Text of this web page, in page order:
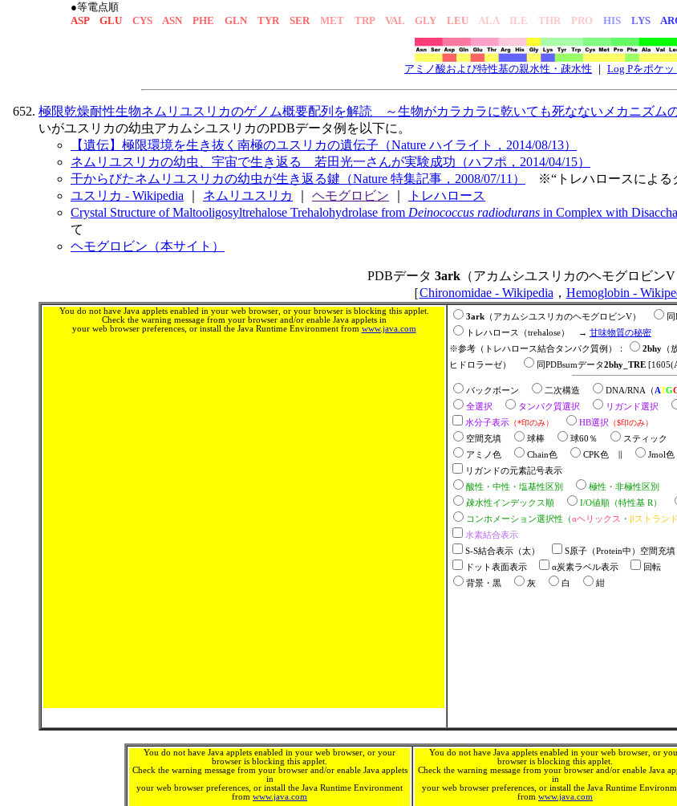
●等電点順
ASP GLU
CYS ASN PHE GLN TYR SER MET TRP VAL GLY LEU ALA ILE THR PRO HIS LYS
アミノ酸および特性基の親水性・疎水性 ｜ Log Pをポケッ
極限乾燥耐性生物ネムリユスリカのゲノム概要配列を解読 ～生物がカラカラに乾いても死なないメカニズムの
いがユスリカの幼虫アカムシユスリカのPDBデータ例を以下に。
【遺伝】極限環境を生き抜く南極のユスリカの遺伝子（Nature ハイライト，2014/08/13）
ネムリユスリカの幼虫、宇宙で生き返る 若田光一さんが実験成功（ハフポ，2014/04/15）
干からびたネムリユスリカの幼虫が生き返る鍵（Nature 特集記事，2008/07/11）
※“トレハロースによる
ユスリカ - Wikipedia
ネムリユスリカ ヘモグロビン
トレハロース
Crystal Structure of Maltooligosyltrehalose Trehalohydrolase from Deinococcus radiodurans in Complex with
て
ヘモグロビン（本サイト）
PDBデータ 3ark （アカムシユスリカのヘモグロビンV
［Chironomidae - Wikipedia ， Hemoglobin -
You do not have Java applets enabled in your web browser, or your browser is blocking this applet.
Check the warning message from your browser and/or enable Java applets in
your web browser preferences, or install the Java Runtime Environment from www.java.com
3ark （アカムシユスリカのヘモグロビンV）
トレハロース（trehalose） → 甘味物質の秘密
※参考（トレハロース結合タンパク質例）：
2bhy （
ヒドロラーゼ）
同PDBsumデータ2bhy_TRE
バックボーン 二次構造 DNA/RNA（ATG
全選択
タンパク質選択 リガンド選択
水分子表示 （*印のみ） HB選択 （$印のみ）
空間充填
球棒 球60％ スティック
アミノ色
Chain色 CPK色 ∥ Jmol
リガンドの元素記号表示
酸性・中性・塩基性区別
極性・非極性区別
疎水性インデックス順
I/O値順（特性基 R）
コンホメーション選択性（αヘリックス ・ βストランド
水素結合表示
S-S結合表示（太）
S原子（Protein中）空間充填
ドット表面表示
α炭素ラベル表示
回転
背景・黒
灰 白 紺
You do not have Java applets enabled in your web browser, or your
browser is blocking this applet.
Check the warning message from your browser and/or enable Java applets
in
your web browser preferences, or install the Java Runtime Environment
from www.java.com
You do not have Java applets enabled in your web browser, or
browser is blocking this applet.
Check the warning message from your browser and/or enable Java
in
your web browser preferences, or install the Java Runtime
from www.java.com